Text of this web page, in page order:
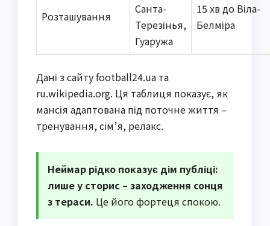
Розташування
Санта-
Терезінья,
Гуаружа
15 хв до Віла-
Белміра
Дані з сайту football24.ua та
ru.wikipedia.org. Ця таблиця показує, як
мансія адаптована під поточне життя –
тренування, сім’я, релакc.
Неймар рідко показує дім публіці:
лише у сторис – заходження сонця
з тераси. Це його фортеця спокою.